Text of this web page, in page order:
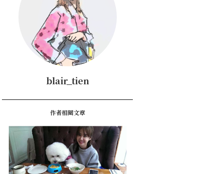
blair_tien
作者相關文章